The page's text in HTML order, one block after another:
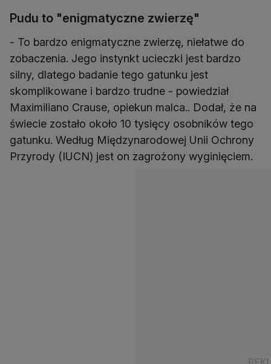
Pudu to "enigmatyczne zwierzę"
- To bardzo enigmatyczne zwierzę, niełatwe do
zobaczenia. Jego instynkt ucieczki jest bardzo
silny, dlatego badanie tego gatunku jest
skomplikowane i bardzo trudne - powiedział
Maximiliano Crause, opiekun malca.. Dodał, że na
świecie zostało około 10 tysięcy osobników tego
gatunku. Według Międzynarodowej Unii Ochrony
Przyrody (IUCN) jest on zagrożony wyginięciem.